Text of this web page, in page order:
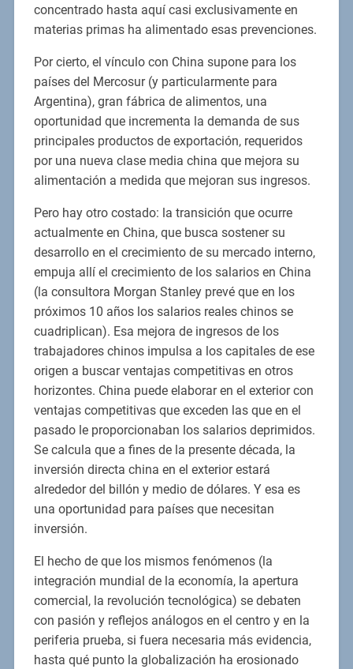
concentrado hasta aquí casi exclusivamente en
materias primas ha alimentado esas prevenciones.
Por cierto, el vínculo con China supone para los
países del Mercosur (y particularmente para
Argentina), gran fábrica de alimentos, una
oportunidad que incrementa la demanda de sus
principales productos de exportación, requeridos
por una nueva clase media china que mejora su
alimentación a medida que mejoran sus ingresos.
Pero hay otro costado: la transición que ocurre
actualmente en China, que busca sostener su
desarrollo en el crecimiento de su mercado interno,
empuja allí el crecimiento de los salarios en China
(la consultora Morgan Stanley prevé que en los
próximos 10 años los salarios reales chinos se
cuadriplican). Esa mejora de ingresos de los
trabajadores chinos impulsa a los capitales de ese
origen a buscar ventajas competitivas en otros
horizontes. China puede elaborar en el exterior con
ventajas competitivas que exceden las que en el
pasado le proporcionaban los salarios deprimidos.
Se calcula que a fines de la presente década, la
inversión directa china en el exterior estará
alrededor del billón y medio de dólares. Y esa es
una oportunidad para países que necesitan
inversión.
El hecho de que los mismos fenómenos (la
integración mundial de la economía, la apertura
comercial, la revolución tecnológica) se debaten
con pasión y reflejos análogos en el centro y en la
periferia prueba, si fuera necesaria más evidencia,
hasta qué punto la globalización ha erosionado